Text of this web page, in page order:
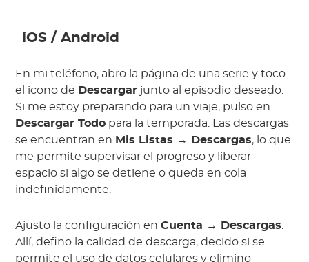
iOS / Android
En mi teléfono, abro la página de una serie y toco
el icono de Descargar junto al episodio deseado.
Si me estoy preparando para un viaje, pulso en
Descargar Todo para la temporada. Las descargas
se encuentran en Mis Listas → Descargas, lo que
me permite supervisar el progreso y liberar
espacio si algo se detiene o queda en cola
indefinidamente.
Ajusto la configuración enCuenta → Descargas.
Allí, defino la calidad de descarga, decido si se
permite el uso de datos celulares y elimino